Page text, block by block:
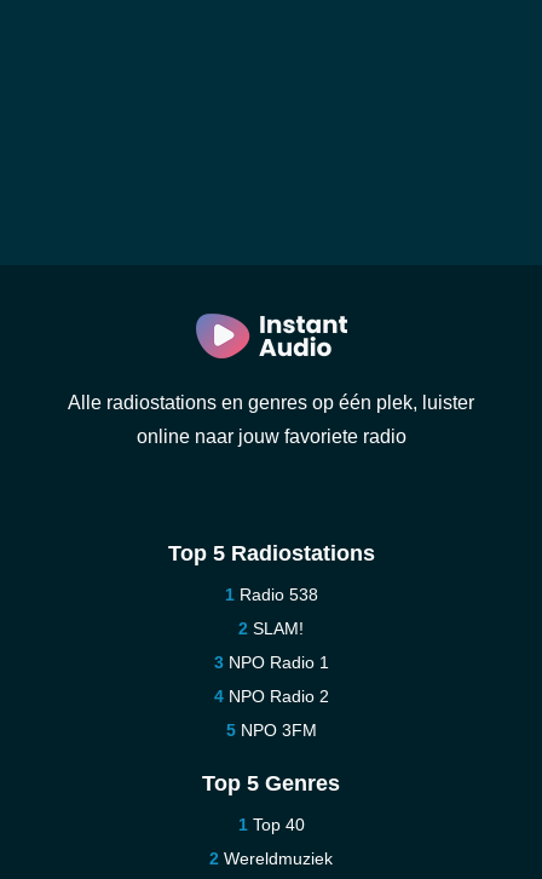
Alle radiostations en genres op één plek, luister
online naar jouw favoriete radio
Top 5 Radiostations
Radio 538
SLAM!
NPO Radio 1
NPO Radio 2
NPO 3FM
Top 5 Genres
Top 40
Wereldmuziek